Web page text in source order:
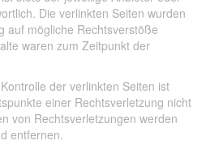
Die verlinkten Seiten wurden
auf mögliche Rechtsverstöße
waren zum Zeitpunkt der
der verlinkten Seiten ist
einer Rechtsverletzung nicht
von Rechtsverletzungen werden
entfernen.